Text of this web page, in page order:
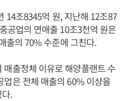
14조8345억 원, 지난해 12조87
공업의 연매출 10조3천억 원은
출의 70% 수준에 그친다.
매출정체 이유로 해양플랜트 수
업은 전체 매출의 60% 이상을
.